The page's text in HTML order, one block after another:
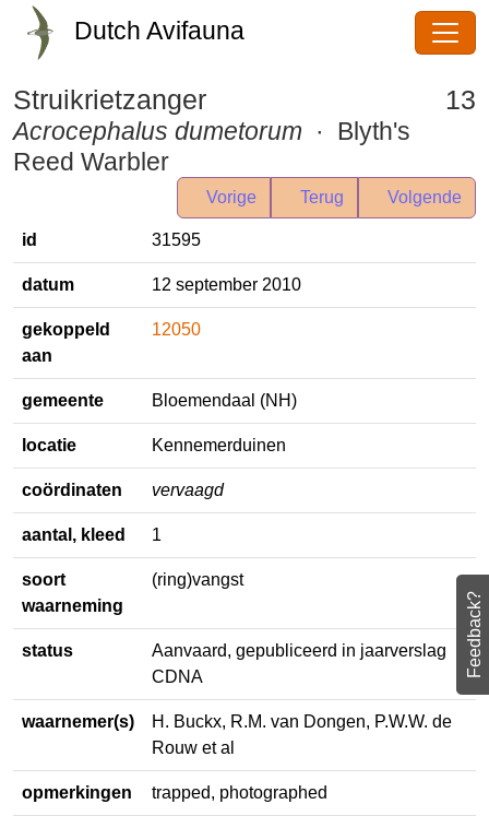
Dutch Avifauna
Struikrietzanger 13
Acrocephalus dumetorum · Blyth's
Reed Warbler
Vorige Terug
Volgende
id
31595
datum
12 september 2010
gekoppeld
aan
12050
gemeente
Bloemendaal (NH)
locatie
Kennemerduinen
coördinaten
vervaagd
aantal, kleed
soort
waarneming
(ring)vangst
status
Aanvaard, gepubliceerd in
jaarverslag CDNA
waarnemer(s)
H. Buckx, R.M. van Dongen, P.W.W. de
Rouw et al
opmerkingen
trapped, photographed
Feedback?